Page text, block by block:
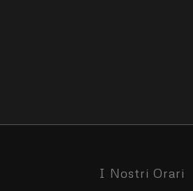
I Nostri Orari